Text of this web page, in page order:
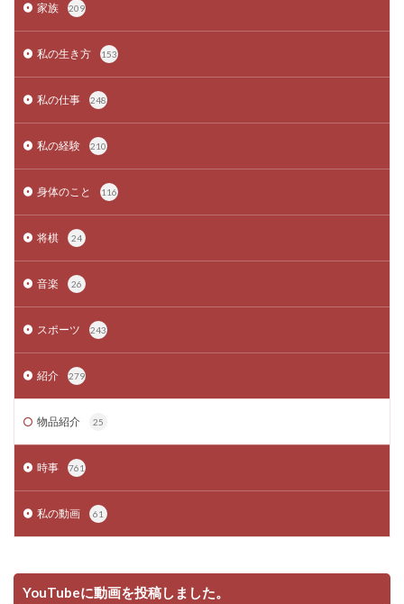
家族 209
私の生き方 153
私の仕事 248
私の経験 210
身体のこと 116
将棋 24
音楽 26
スポーツ 243
紹介 279
物品紹介 25
時事 761
私の動画 61
YouTubeに動画を投稿しました。